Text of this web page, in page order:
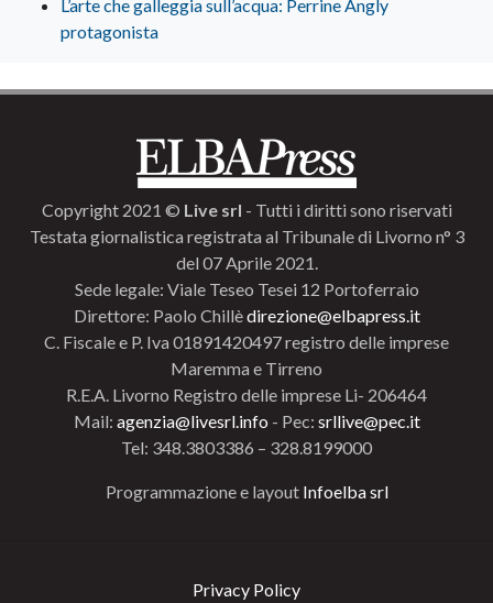
L’arte che galleggia sull’acqua: Perrine Angly
protagonista
Copyright 2021 © Live srl - Tutti i diritti sono riservati
Testata giornalistica registrata al Tribunale di Livorno n° 3
del 07 Aprile 2021.
Sede legale: Viale Teseo Tesei 12 Portoferraio
Direttore: Paolo Chillèdirezione@elbapress.it
C. Fiscale e P. Iva 01891420497 registro delle imprese
Maremma e Tirreno
R.E.A. Livorno Registro delle imprese Li- 206464
Mail: agenzia@livesrl.info - Pec: srllive@pec.it
Tel: 348.3803386 – 328.8199000
Programmazione e layout Infoelba srl
Privacy Policy